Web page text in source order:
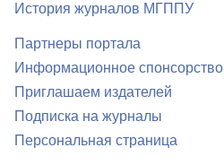
История журналов МГППУ
Партнеры портала
Информационное спонсорство
Приглашаем издателей
Подписка на журналы
Персональная страница